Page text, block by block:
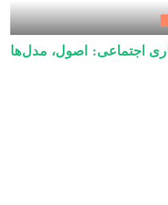
اجتماعی: اصول، مدل‌ها